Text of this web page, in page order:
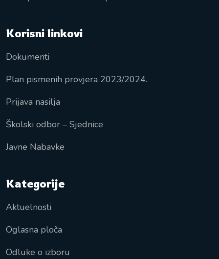
Korisni linkovi
Dokumenti
Plan pismenih provjera 2023/2024.
Prijava nasilja
Školski odbor – Sjednice
Javne Nabavke
Kategorije
Aktuelnosti
Oglasna ploča
Odluke o izboru